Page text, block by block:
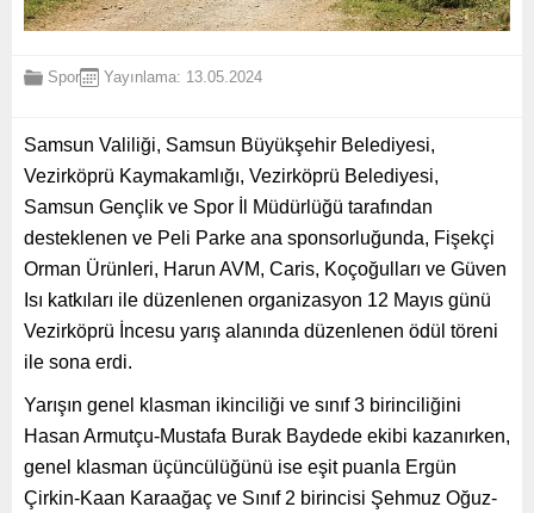
Spor Yayınlama: 13.05.2024
Samsun Valiliği, Samsun Büyükşehir Belediyesi,
Vezirköprü Kaymakamlığı, Vezirköprü Belediyesi,
Samsun Gençlik ve Spor İl Müdürlüğü tarafından
desteklenen ve Peli Parke ana sponsorluğunda, Fişekçi
Orman Ürünleri, Harun AVM, Caris, Koçoğulları ve Güven
Isı katkıları ile düzenlenen organizasyon 12 Mayıs günü
Vezirköprü İncesu yarış alanında düzenlenen ödül töreni
ile sona erdi.
Yarışın genel klasman ikinciliği ve sınıf 3 birinciliğini
Hasan Armutçu-Mustafa Burak Baydede ekibi kazanırken,
genel klasman üçüncülüğünü ise eşit puanla Ergün
Çirkin-Kaan Karaağaç ve Sınıf 2 birincisi Şehmuz Oğuz-